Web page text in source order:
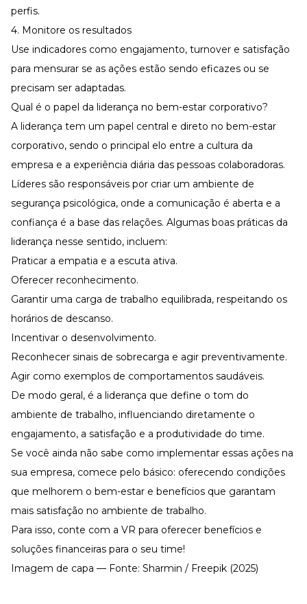
perfis.
4. Monitore os resultados
Use indicadores como engajamento, turnover e satisfação
para mensurar se as ações estão sendo eficazes ou se
precisam ser adaptadas.
Qual é o papel da liderança no bem-estar corporativo?
A liderança tem um papel central e direto no bem-estar
corporativo, sendo o principal elo entre a cultura da
empresa e a experiência diária das pessoas colaboradoras.
Líderes são responsáveis por criar um ambiente de
segurança psicológica, onde a comunicação é aberta e a
confiança é a base das relações. Algumas boas práticas da
liderança nesse sentido, incluem:
Praticar a empatia e a escuta ativa.
Oferecer reconhecimento.
Garantir uma carga de trabalho equilibrada, respeitando os
horários de descanso.
Incentivar o desenvolvimento.
Reconhecer sinais de sobrecarga e agir preventivamente.
Agir como exemplos de comportamentos saudáveis.
De modo geral, é a liderança que define o tom do
ambiente de trabalho, influenciando diretamente o
engajamento, a satisfação e a produtividade do time.
Se você ainda não sabe como implementar essas ações na
sua empresa, comece pelo básico: oferecendo condições
que melhorem o bem-estar e benefícios que garantam
mais satisfação no ambiente de trabalho.
Para isso, conte com a VR para oferecer benefícios e
soluções financeiras para o seu time!
Imagem de capa — Fonte: Sharmin / Freepik (2025)